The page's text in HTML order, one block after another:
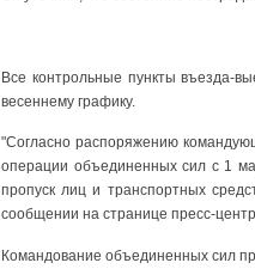
Все контрольные пункты въезда-
весеннему графику.
"Согласно распоряжению
операции объединенных сил с 1
пропуск лиц и транспортных
сообщении на странице пресс-
Командование объединенных сил